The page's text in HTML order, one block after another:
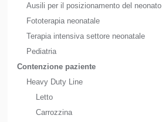
Ausili per il posizionamento del neonato
Fototerapia neonatale
Terapia intensiva settore neonatale
Pediatria
Contenzione paziente
Heavy Duty Line
Letto
Carrozzina